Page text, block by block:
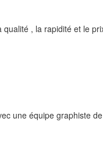
, la rapidité et le
une équipe graphiste